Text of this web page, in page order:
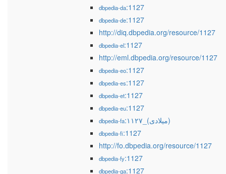
dbpedia-da:1127
dbpedia-de:1127
http://diq.dbpedia.org/resource/1127
dbpedia-el:1127
http://eml.dbpedia.org/resource/1127
dbpedia-eo:1127
dbpedia-es:1127
dbpedia-et:1127
dbpedia-eu:1127
dbpedia-fa :۱۱۲۷_(میلادی)
dbpedia-fi:1127
http://fo.dbpedia.org/resource/1127
dbpedia-fy:1127
dbpedia-ga:1127